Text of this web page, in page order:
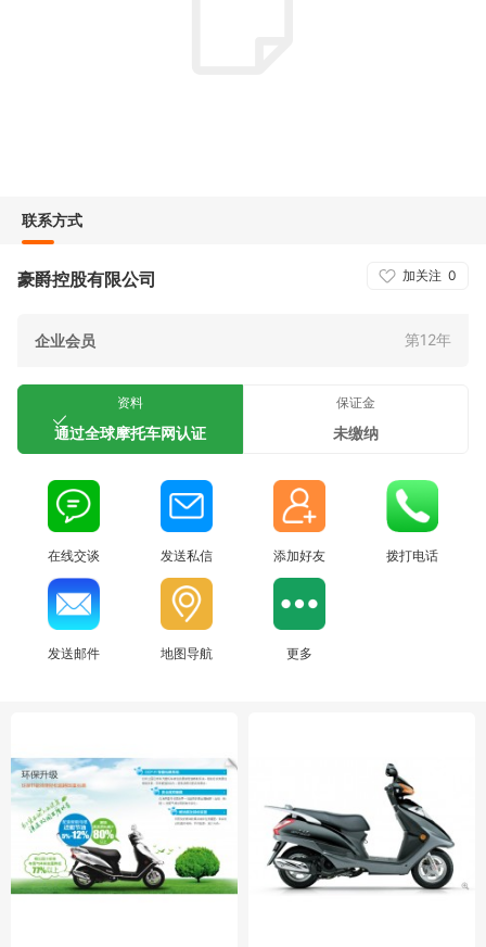
联系方式
加关注 0
豪爵控股有限公司
企业会员 第12年
资料
通过全球摩托车网认证
保证金
未缴纳
在线交谈 发送私信 添加好友 拨打电话
发送邮件 地图导航 更多